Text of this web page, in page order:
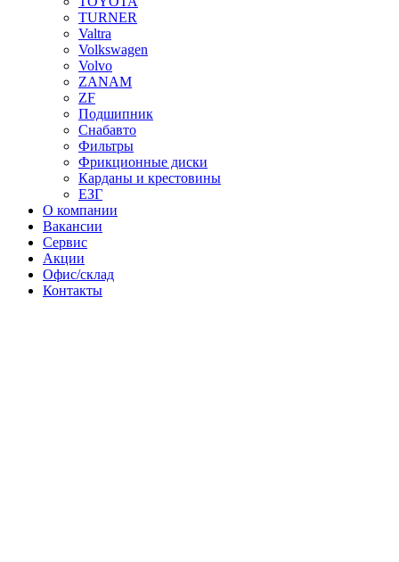
TURNER
Valtra
Volkswagen
Volvo
ZANAM
ZF
Подшипник
Снабавто
Фильтры
Фрикционные диски
Карданы и крестовины
ЕЗГ
О компании
Вакансии
Сервис
Акции
Офис/склад
Контакты